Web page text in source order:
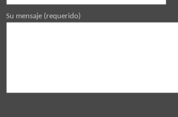
Su mensaje (requerido)